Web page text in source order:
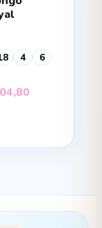
4
6
Faixa
R$ 194,60
através